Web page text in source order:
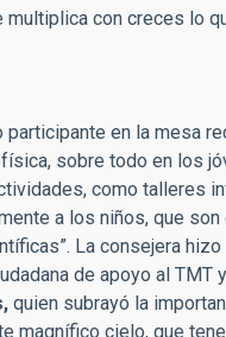
multiplica con creces lo
en la mesa
sobre todo en los
como talleres
a los niños, que son
La consejera
de apoyo al TMT
quien subrayó la
magnífico cielo, que